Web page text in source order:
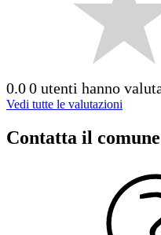
0.00 utenti hanno
Vedi tutte le valutazioni
Contatta il comune